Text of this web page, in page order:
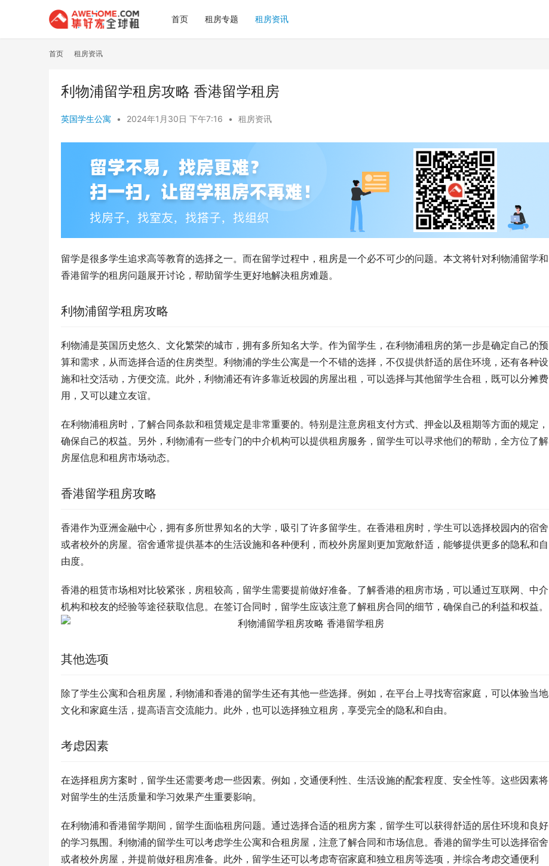
首页 租房专题 租房资讯
首页 租房资讯
利物浦留学租房攻略 香港留学租房
英国学生公寓 • 2024年1月30日 下午7:16 • 租房资讯
留学是很多学生追求高等教育的选择之一。而在留学过程中，租房是一个必不可少的问题。本文将针对利物浦留学和
香港留学的租房问题展开讨论，帮助留学生更好地解决租房难题。
利物浦留学租房攻略
利物浦是英国历史悠久、文化繁荣的城市，拥有多所知名大学。作为留学生，在利物浦租房的第一步是确定自己的预
算和需求，从而选择合适的住房类型。利物浦的学生公寓是一个不错的选择，不仅提供舒适的居住环境，还有各种设
施和社交活动，方便交流。此外，利物浦还有许多靠近校园的房屋出租，可以选择与其他留学生合租，既可以分摊费
用，又可以建立友谊。
在利物浦租房时，了解合同条款和租赁规定是非常重要的。特别是注意房租支付方式、押金以及租期等方面的规定，
确保自己的权益。另外，利物浦有一些专门的中介机构可以提供租房服务，留学生可以寻求他们的帮助，全方位了解
房屋信息和租房市场动态。
香港留学租房攻略
香港作为亚洲金融中心，拥有多所世界知名的大学，吸引了许多留学生。在香港租房时，学生可以选择校园内的宿舍
或者校外的房屋。宿舍通常提供基本的生活设施和各种便利，而校外房屋则更加宽敞舒适，能够提供更多的隐私和自
由度。
香港的租赁市场相对比较紧张，房租较高，留学生需要提前做好准备。了解香港的租房市场，可以通过互联网、中介
机构和校友的经验等途径获取信息。在签订合同时，留学生应该注意了解租房合同的细节，确保自己的利益和权益。
其他选项
除了学生公寓和合租房屋，利物浦和香港的留学生还有其他一些选择。例如，在平台上寻找寄宿家庭，可以体验当地
文化和家庭生活，提高语言交流能力。此外，也可以选择独立租房，享受完全的隐私和自由。
考虑因素
在选择租房方案时，留学生还需要考虑一些因素。例如，交通便利性、生活设施的配套程度、安全性等。这些因素将
对留学生的生活质量和学习效果产生重要影响。
在利物浦和香港留学期间，留学生面临租房问题。通过选择合适的租房方案，留学生可以获得舒适的居住环境和良好
的学习氛围。利物浦的留学生可以考虑学生公寓和合租房屋，注意了解合同和市场信息。香港的留学生可以选择宿舍
或者校外房屋，并提前做好租房准备。此外，留学生还可以考虑寄宿家庭和独立租房等选项，并综合考虑交通便利